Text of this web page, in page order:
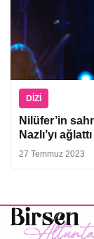
DIZI
Nilüfer’in
Nazlı’yı ağlattı
27 Temmuz 2023